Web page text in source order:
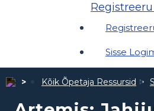
Sisse
Kõik Õpetaja Ressursid